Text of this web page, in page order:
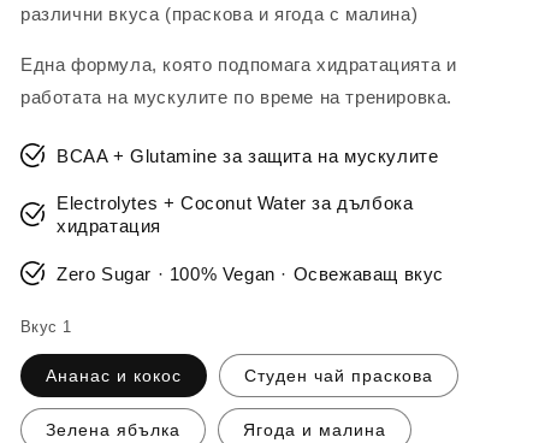
различни вкуса (праскова и ягода с малина)
Една формула, която подпомага хидратацията и
работата на мускулите по време на тренировка.
BCAA + Glutamine за защита на мускулите
Electrolytes + Coconut Water за дълбока
хидратация
Zero Sugar · 100% Vegan · Освежаващ вкус
Вкус 1
Ананас и кокос Студен чай праскова
Зелена ябълка Ягода и малина